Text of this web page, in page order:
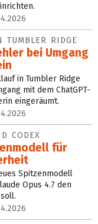
TUMBLER RIDGE
bei Umgang
in Tumbler Ridge
mit dem ChatGPT-
eingeräumt.
CODEX
für
Spitzenmodell
Opus 4.7 den